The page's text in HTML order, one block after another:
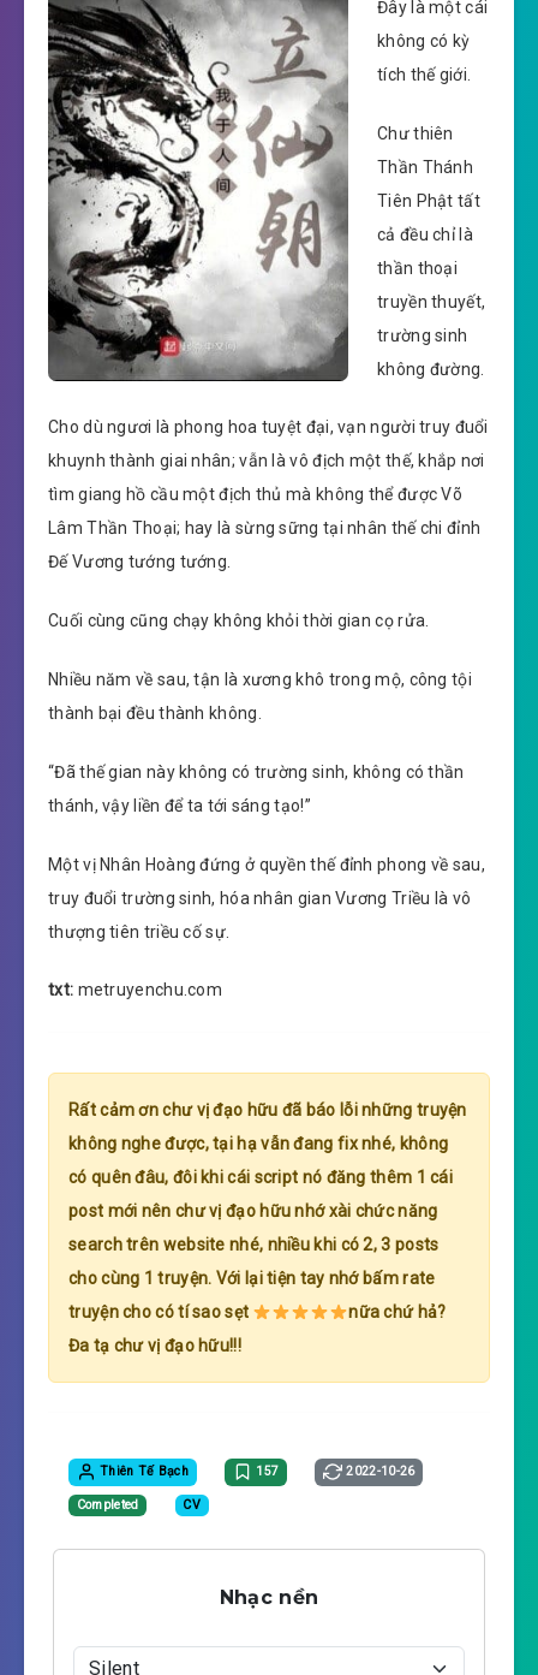
Đây là một cái
không có kỳ
tích thế giới.
Chư thiên
Thần Thánh
Tiên Phật tất
cả đều chỉ là
thần thoại
truyền thuyết,
trường sinh
không đường.
Cho dù ngươi là phong hoa tuyệt đại, vạn người truy đuổi
khuynh thành giai nhân; vẫn là vô địch một thế, khắp nơi
tìm giang hồ cầu một địch thủ mà không thể được Võ
Lâm Thần Thoại; hay là sừng sững tại nhân thế chi đỉnh
Đế Vương tướng tướng.
Cuối cùng cũng chạy không khỏi thời gian cọ rửa.
Nhiều năm về sau, tận là xương khô trong mộ, công tội
thành bại đều thành không.
“Đã thế gian này không có trường sinh, không có thần
thánh, vậy liền để ta tới sáng tạo!”
Một vị Nhân Hoàng đứng ở quyền thế đỉnh phong về sau,
truy đuổi trường sinh, hóa nhân gian Vương Triều là vô
thượng tiên triều cố sự.
txt: metruyenchu.com
Rất cảm ơn chư vị đạo hữu đã báo lỗi những truyện
không nghe được, tại hạ vẫn đang fix nhé, không
có quên đâu, đôi khi cái script nó đăng thêm 1 cái
post mới nên chư vị đạo hữu nhớ xài chức năng
search trên website nhé, nhiều khi có 2, 3 posts
cho cùng 1 truyện. Với lại tiện tay nhớ bấm rate
truyện cho có tí sao sẹt
nữa chứ hả?
Đa tạ chư vị đạo hữu!!!
Thiên Tế Bạch 157 2022-10-26
Completed CV
Nhạc nền